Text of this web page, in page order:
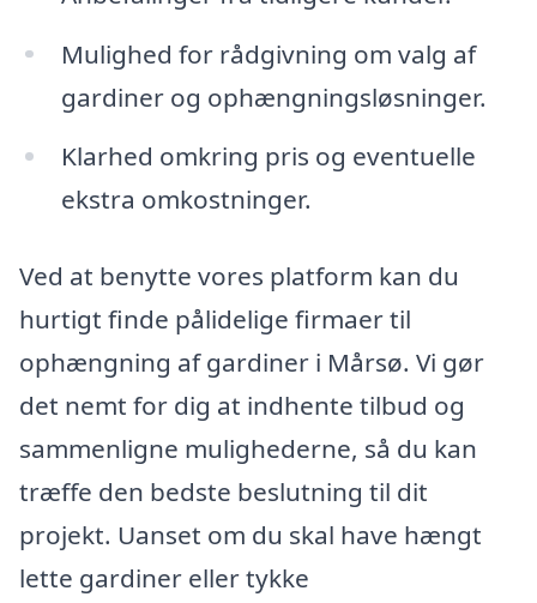
Mulighed for rådgivning om valg af
gardiner og ophængningsløsninger.
Klarhed omkring pris og eventuelle
ekstra omkostninger.
Ved at benytte vores platform kan du
hurtigt finde pålidelige firmaer til
ophængning af gardiner i Mårsø. Vi gør
det nemt for dig at indhente tilbud og
sammenligne mulighederne, så du kan
træffe den bedste beslutning til dit
projekt. Uanset om du skal have hængt
lette gardiner eller tykke